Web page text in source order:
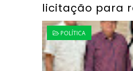
licitação para
POLÍTICA